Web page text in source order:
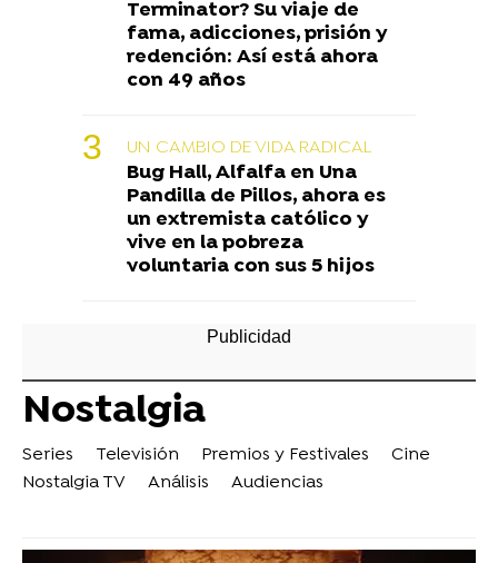
Terminator? Su viaje de
fama, adicciones, prisión y
redención: Así está ahora
con 49 años
UN CAMBIO DE VIDA RADICAL
Bug Hall, Alfalfa en Una
Pandilla de Pillos, ahora es
un extremista católico y
vive en la pobreza
voluntaria con sus 5 hijos
Nostalgia
Series Televisión Premios y Festivales
Cine
Nostalgia TV
Análisis Audiencias